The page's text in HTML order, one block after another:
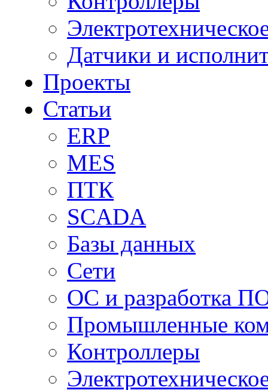
Датчики и
Проекты
Статьи
ERP
MES
ПТК
SCADA
Базы данных
Сети
ОС и разработка
Промышленные
Контроллеры